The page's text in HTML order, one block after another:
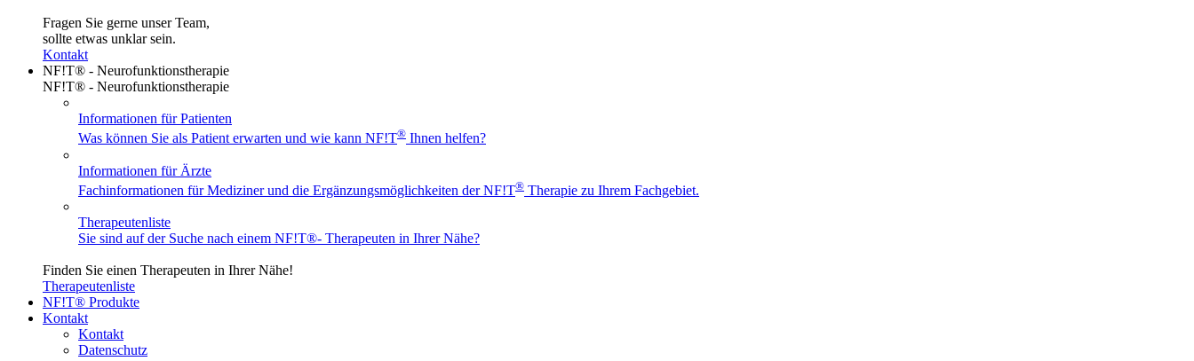
Fragen Sie gerne unser Team,
sollte etwas unklar sein.
Kontakt
NF!T® - Neurofunktionstherapie
NF!T® - Neurofunktionstherapie
Informationen für Patienten
Was können Sie als Patient erwarten und wie kann NF!T® Ihnen helfen?
Informationen für Ärzte
Fachinformationen für Mediziner und die Ergänzungsmöglichkeiten der NF!T® Therapie zu Ihrem Fachgebiet.
Therapeutenliste
Sie sind auf der Suche nach einem NF!T®- Therapeuten in Ihrer Nähe?
Finden Sie einen Therapeuten in Ihrer Nähe!
Therapeutenliste
NF!T® Produkte
Kontakt
Kontakt
Datenschutz